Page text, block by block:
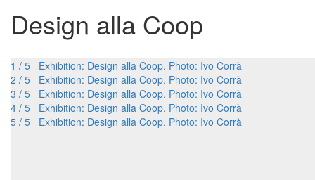
Design alla Coop
1 / 5 Exhibition: Design alla Coop. Photo: Ivo Corrà
2 / 5 Exhibition: Design alla Coop. Photo: Ivo Corrà
3 / 5 Exhibition: Design alla Coop. Photo: Ivo Corrà
4 / 5 Exhibition: Design alla Coop. Photo: Ivo Corrà
5 / 5 Exhibition: Design alla Coop. Photo: Ivo Corrà